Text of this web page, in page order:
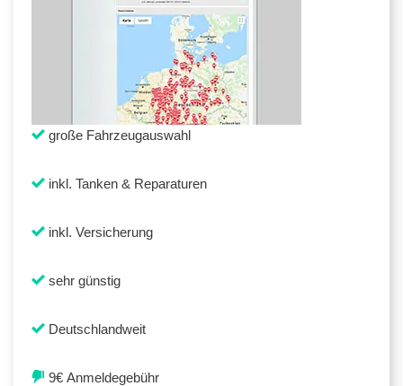
große Fahrzeugauswahl
inkl. Tanken & Reparaturen
inkl. Versicherung
sehr günstig
Deutschlandweit
9€ Anmeldegebühr